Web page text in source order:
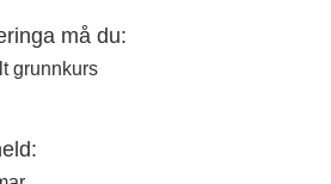
må du:
grunnkurs